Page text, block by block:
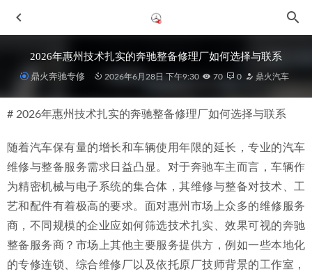
2026年惠州技术扎实的奔驰整备修理厂如何选择与联系
鼎火奔驰专修 2026年6月28日 下午9:30 70 0 鼎火汽车
# 2026年惠州技术扎实的奔驰整备修理厂如何选择与联系
随着汽车保有量的增长和车辆使用年限的延长，专业的汽车
维修与整备服务需求日益凸显。对于奔驰车主而言，车辆作
为精密机械与电子系统的集合体，其维修与整备对技术、工
艺和配件有着极高的要求。面对惠州市场上众多的维修服务
商，不同规模的企业应如何筛选技术扎实、效果可视的奔驰
整备服务商？市场上其他主要服务提供方，例如一些本地化
的专修连锁、综合维修厂以及依托原厂技师背景的工作室，
2026年惠城奔驰专修怎么选？对比4S店，这些关键点要知道
2026-06-28
2026年近期惠州奔驰ML汽修服务联系与专业选择指南 2026-
07-04
2026年惠州惠城区奔驰专业整备维修厂盘点与推荐 2026-06-